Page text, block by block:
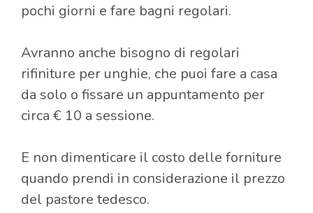
pochi giorni e fare bagni regolari.
Avranno anche bisogno di regolari
rifiniture per unghie, che puoi fare a casa
da solo o fissare un appuntamento per
circa € 10 a sessione.
E non dimenticare il costo delle forniture
quando prendi in considerazione il prezzo
del pastore tedesco.